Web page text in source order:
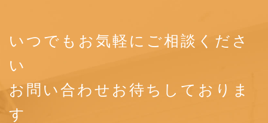
いつでもお気軽にご相談くださ
い
お問い合わせお待ちしておりま
す